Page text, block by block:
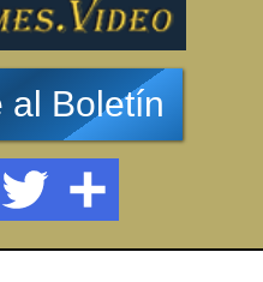
al Boletín